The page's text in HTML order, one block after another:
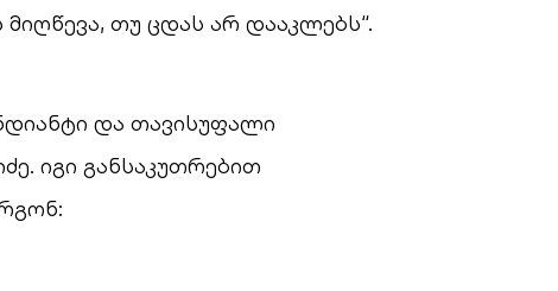
მიღწევა, თუ ცდას არ დააკლებს“.
და თავისუფალი
იგი განსაკუთრებით